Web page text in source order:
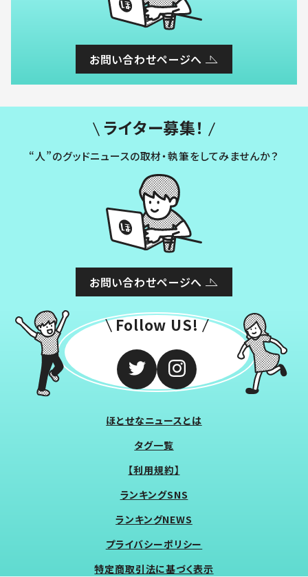
お問い合わせページへ
ライター募集！
“人”のグッドニュースの取材・執筆をしてみませんか？
お問い合わせページへ
Follow US!
ほとせなニュースとは
タグ一覧
【利用規約】
ランキングSNS
ランキングNEWS
プライバシーポリシー
特定商取引法に基づく表示